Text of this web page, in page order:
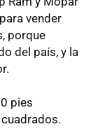
vender
porque
del país, y la
pies